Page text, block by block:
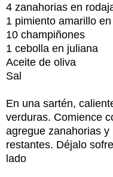
4 zanahorias en
1 pimiento amarillo
10 champiñones
1 cebolla en juliana
Aceite de oliva
Sal
En una sartén,
verduras. Comience
agregue zanahorias
restantes. Déjalo
lado